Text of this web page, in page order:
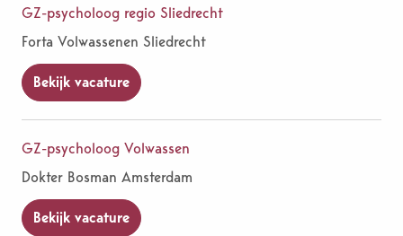
GZ-psycholoog regio Sliedrecht
Forta Volwassenen Sliedrecht
Bekijk vacature
GZ-psycholoog Volwassen
Dokter Bosman Amsterdam
Bekijk vacature